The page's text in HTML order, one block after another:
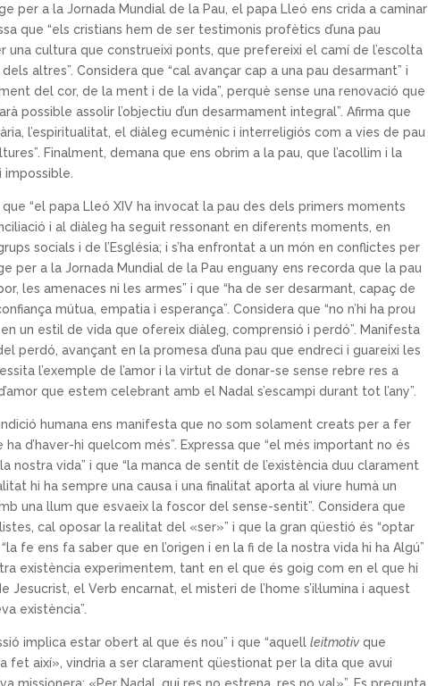
per a la Jornada Mundial de la Pau, el papa Lleó ens crida a caminar
que “els cristians hem de ser testimonis profètics d’una pau
una cultura que construeixi ponts, que prefereixi el camí de l’escolta
altres”. Considera que “cal avançar cap a una pau desarmant” i
del cor, de la ment i de la vida”, perquè sense una renovació que
possible assolir l’objectiu d’un desarmament integral”. Afirma que
l’espiritualitat, el diàleg ecumènic i interreligiós com a vies de pau
Finalment, demana que ens obrim a la pau, que l’acollim i la
que “el papa Lleó XIV ha invocat la pau des dels primers moments
i al diàleg ha seguit ressonant en diferents moments, en
socials i de l’Església; i s’ha enfrontat a un món en conflictes per
per a la Jornada Mundial de la Pau enguany ens recorda que la pau
les amenaces ni les armes” i que “ha de ser desarmant, capaç de
mútua, empatia i esperança”. Considera que “no n’hi ha prou
un estil de vida que ofereix diàleg, comprensió i perdó”. Manifesta
perdó, avançant en la promesa d’una pau que endreci i guareixi les
l’exemple de l’amor i la virtut de donar-se sense rebre res a
que estem celebrant amb el Nadal s’escampi durant tot l’any”.
humana ens manifesta que no som solament creats per a fer
d’haver-hi quelcom més”. Expressa que “el més important no és
nostra vida” i que “la manca de sentit de l’existència duu clarament
hi ha sempre una causa i una finalitat aporta al viure humà un
una llum que esvaeix la foscor del sense-sentit”. Considera que
cal oposar la realitat del «ser»” i que la gran qüestió és “optar
fe ens fa saber que en l’origen i en la fi de la nostra vida hi ha Algú”
existència experimentem, tant en el que és goig com en el que hi
Jesucrist, el Verb encarnat, el misteri de l’home s’il·lumina i aquest
existència”.
implica estar obert al que és nou” i que “aquellleitmotiv que
fet així», vindria a ser clarament qüestionat per la dita que avui
«Per Nadal, qui res no estrena, res no val»”. Es pregunta